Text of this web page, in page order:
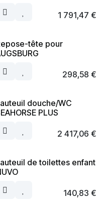
1 791,47 €
tête pour
298,58 €
douche/WC
PLUS
2 417,06 €
de toilettes enfant
140,83 €